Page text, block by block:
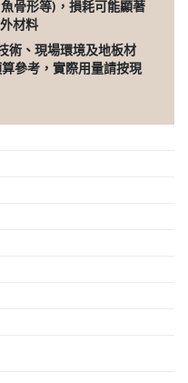
骨形等)，損耗可能顯著
材料
術、現場環境及地板材
參考，實際用量請按現